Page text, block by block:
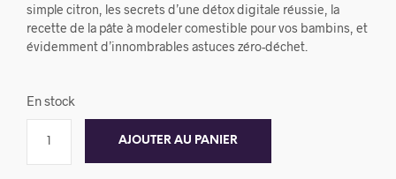
simple citron, les secrets d’une détox digitale réussie, la
recette de la pâte à modeler comestible pour vos bambins, et
évidemment d’innombrables astuces zéro-déchet.
En stock
AJOUTER AU PANIER